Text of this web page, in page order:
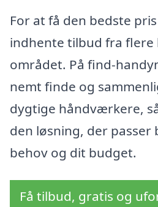
For at få den bedste
indhente tilbud fra
området. På find-
nemt finde og
dygtige håndværkere,
den løsning, der passer
behov og dit budget.
Få tilbud, gratis og